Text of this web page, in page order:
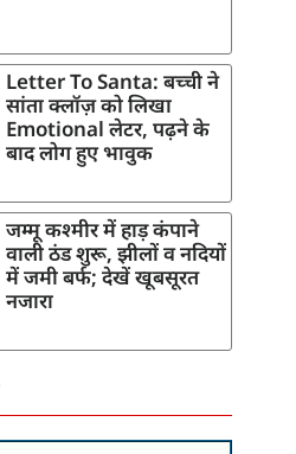
Letter To Santa: बच्ची ने
सांता क्लॉज़ को लिखा
Emotional लेटर, पढ़ने के
बाद लोग हुए भावुक
जम्मू कश्मीर में हाड़ कंपाने
वाली ठंड शुरू, झीलों व नदियों
में जमी बर्फ; देखें खूबसूरत
नजारा